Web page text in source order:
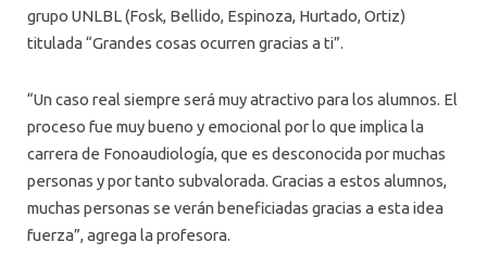
grupo UNLBL (Fosk, Bellido, Espinoza, Hurtado, Ortiz)
titulada “Grandes cosas ocurren gracias a ti”.
“Un caso real siempre será muy atractivo para los alumnos. El
proceso fue muy bueno y emocional por lo que implica la
carrera de Fonoaudiología, que es desconocida por muchas
personas y por tanto subvalorada. Gracias a estos alumnos,
muchas personas se verán beneficiadas gracias a esta idea
fuerza”, agrega la profesora.